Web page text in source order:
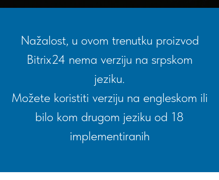
Nažalost, u ovom trenutku proizvod
Bitrix24 nema verziju na srpskom
jeziku.
Možete koristiti verziju na engleskom ili
bilo kom drugom jeziku od 18
implementiranih